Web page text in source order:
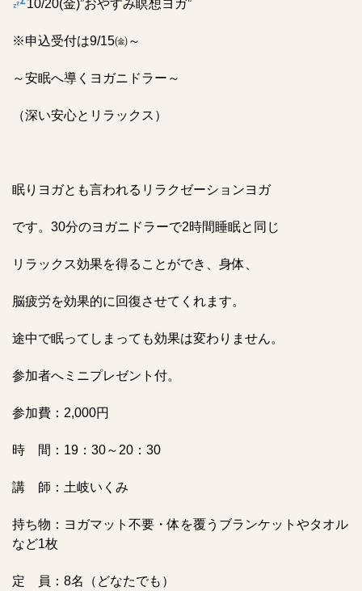
10/20(金)”おやすみ瞑想ヨガ”
※申込受付は9/15㈮～
～安眠へ導くヨガニドラー～
（深い安心とリラックス）
眠りヨガとも言われるリラクゼーションヨガ
です。30分のヨガニドラーで2時間睡眠と同じ
リラックス効果を得ることができ、身体、
脳疲労を効果的に回復させてくれます。
途中で眠ってしまっても効果は変わりません。
参加者へミニプレゼント付。
参加費：2,000円
時 間：19：30～20：30
講 師：土岐いくみ
持ち物：ヨガマット不要・体を覆うブランケットやタオル
など1枚
定 員：8名（どなたでも）